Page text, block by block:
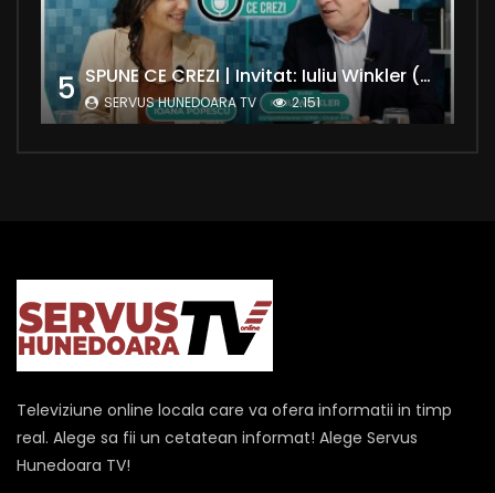
5 SPUNE CE CREZI | Invitat: Iuliu Winkler (europarlamentar UDMR – Grupul PPE)
SERVUS HUNEDOARA TV 2.151
Televiziune online locala care va ofera informatii in timp
real. Alege sa fii un cetatean informat! Alege Servus
Hunedoara TV!